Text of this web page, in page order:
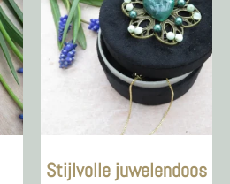
Stijlvolle juwelendoos